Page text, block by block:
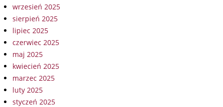
wrzesień 2025
sierpień 2025
lipiec 2025
czerwiec 2025
maj 2025
kwiecień 2025
marzec 2025
luty 2025
styczeń 2025